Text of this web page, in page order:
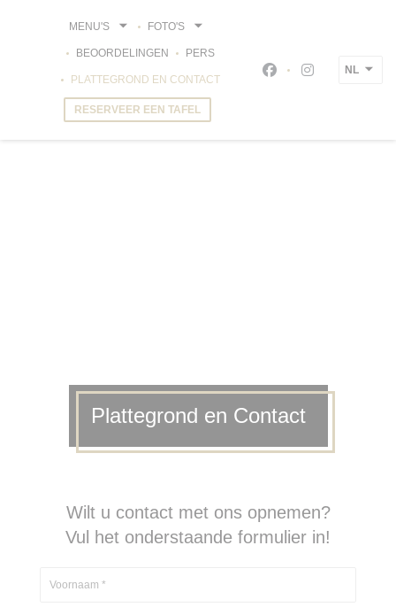
MENU'S FOTO'S
BEOORDELINGEN PERS
PLATTEGROND EN CONTACT
RESERVEER EEN TAFEL
Facebook ((opent
Instagram
NL
Plattegrond en Contact
Wilt u contact met ons opnemen?
Vul het onderstaande formulier in!